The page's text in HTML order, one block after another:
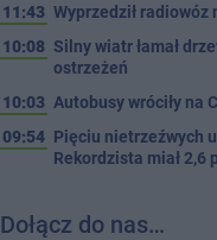
11:43 Wyprzedził radiowóz
10:08 Silny wiatr łamał
ostrzeżeń
10:03 Autobusy wróciły na
09:54 Pięciu nietrzeźwych
Rekordzista miał 2,6
Dołącz do nas…